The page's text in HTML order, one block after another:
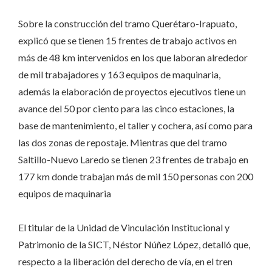
Sobre la construcción del tramo Querétaro-Irapuato,
explicó que se tienen 15 frentes de trabajo activos en
más de 48 km intervenidos en los que laboran alrededor
de mil trabajadores y 163 equipos de maquinaria,
además la elaboración de proyectos ejecutivos tiene un
avance del 50 por ciento para las cinco estaciones, la
base de mantenimiento, el taller y cochera, así como para
las dos zonas de repostaje. Mientras que del tramo
Saltillo-Nuevo Laredo se tienen 23 frentes de trabajo en
177 km donde trabajan más de mil 150 personas con 200
equipos de maquinaria
El titular de la Unidad de Vinculación Institucional y
Patrimonio de la SICT, Néstor Núñez López, detalló que,
respecto a la liberación del derecho de vía, en el tren